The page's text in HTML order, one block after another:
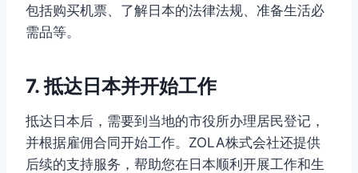
包括购买机票、了解日本的法律法规、准备生活必
需品等。
7. 抵达日本并开始工作
抵达日本后，需要到当地的市役所办理居民登记，
并根据雇佣合同开始工作。ZOLA株式会社还提供
后续的支持服务，帮助您在日本顺利开展工作和生